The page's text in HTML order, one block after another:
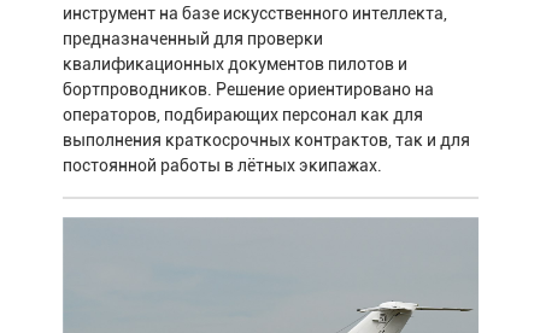
инструмент на базе искусственного интеллекта,
предназначенный для проверки
квалификационных документов пилотов и
бортпроводников. Решение ориентировано на
операторов, подбирающих персонал как для
выполнения краткосрочных контрактов, так и для
постоянной работы в лётных экипажах.